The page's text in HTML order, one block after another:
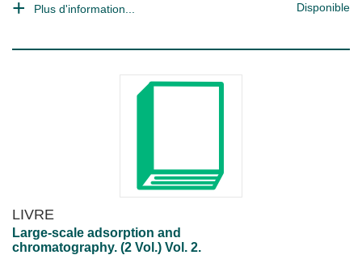
Plus d'information... Disponible
LIVRE
Large-scale adsorption and
chromatography. (2 Vol.) Vol. 2.